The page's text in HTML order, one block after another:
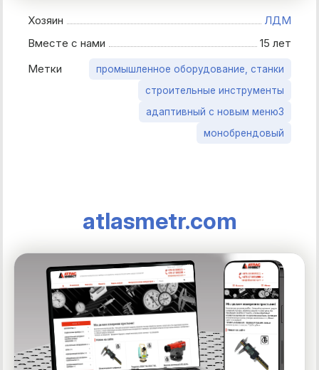
Хозяин
ЛДМ
Вместе с нами
15 лет
Метки
промышленное оборудование, станки
строительные инструменты
адаптивный с новым меню3
монобрендовый
atlasmetr.com